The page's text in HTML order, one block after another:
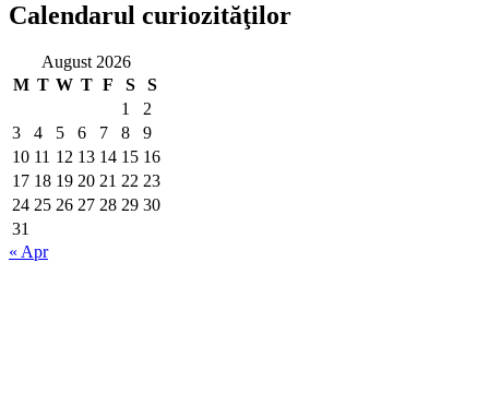
Calendarul curiozităţilor
August 2026
M T W T F S
S
1
2
3
4 5 6 7 8
9
10 11 12 13 14 15 16
17 18 19 20 21 22 23
24 25 26 27 28 29 30
31
« Apr